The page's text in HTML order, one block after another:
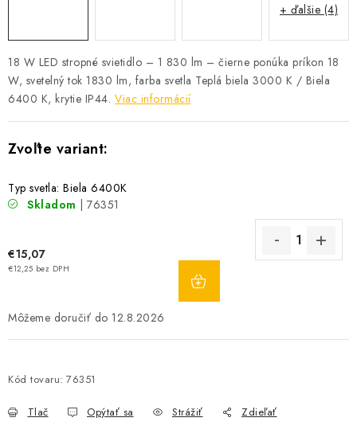
O NÁS - MEGALED & JANTON ZÁKAMENNÉ
Reklamácie a formulár na odstúpenie od zmluvy
Obchodné podmienky
Podmienky ochrany osobných údajov
Zľavy pre profíkov
18 W LED stropné svietidlo – 1 830 lm – čierne ponúka príkon 18
W, svetelný tok 1830 lm, farba svetla Teplá biela 3000 K / Biela
6400 K, krytie IP44. Viac informácií
Typ svetla: Biela 6400K
Skladom
| 76351
€15,07
€12,25 bez DPH
12.8.2026
Kód tovaru: 76351
Tlač Opýtať sa Strážiť Zdieľať
+ ďalšie (4)